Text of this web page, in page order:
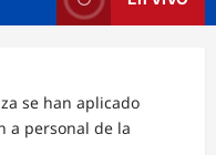
se han aplicado
a personal de la